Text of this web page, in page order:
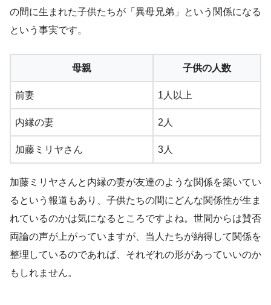
の間に生まれた子供たちが「異母兄弟」という関係になる
という事実です。
母親 子供の人数
前妻 1人以上
内縁の妻 2人
加藤ミリヤさん 3人
加藤ミリヤさんと内縁の妻が友達のような関係を築いてい
るという報道もあり、子供たちの間にどんな関係性が生ま
れているのかは気になるところですよね。世間からは賛否
両論の声が上がっていますが、当人たちが納得して関係を
整理しているのであれば、それぞれの形があっていいのか
もしれません。